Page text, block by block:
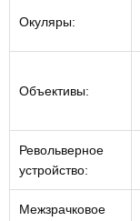
Окуляры:
Объективы:
Револьверное
устройство:
Межзрачковое